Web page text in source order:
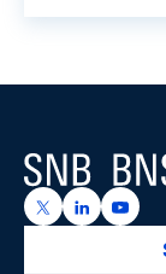
Logo
https://https://